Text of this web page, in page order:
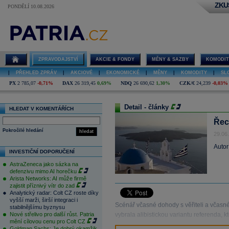
PONDĚLÍ 10.08.2026
ZPRAVODAJSTVÍ AKCIE & FONDY MĚNY & SAZBY
PŘEHLED ZPRÁV AKCIOVÉ EKONOMICKÉ MĚNY KOMODITY
PX 2 785,07 -0,71% DAX 26 319,45 0,69% NDQ 26 690,62 1,30% CZK/€ 24,239 -0,03%
HLEDAT V KOMENTÁŘÍCH
hledat
Pokročilé hledání
INVESTIČNÍ DOPORUČENÍ
AstraZeneca jako sázka na
defenzivu mimo AI horečku
Arista Networks: AI může firmě
zajistit příznivý vítr do zad
Analytický radar: Colt CZ roste díky
vyšší marži, širší integraci i
stabilnějšímu byznysu
Nové střelivo pro další růst. Patria
mění cílovou cenu pro Colt CZ
Detail - články
Scénář včasné dohody s věřiteli a
vybrala alibistickou variantu referenda,